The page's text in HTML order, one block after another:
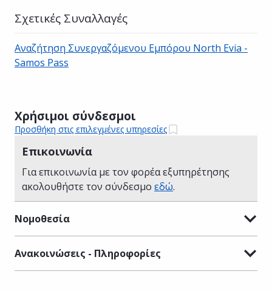
Χρήσιμοι σύνδεσμοι
Προσθήκη στις επιλεγμένες υπηρεσίες
Επικοινωνία
Για επικοινωνία με τον φορέα εξυπηρέτησης
ακολουθήστε τον σύνδεσμο εδώ.
Νομοθεσία
Ανακοινώσεις - Πληροφορίες
Σχετικές Συναλλαγές
Αναζήτηση Συνεργαζόμενου Εμπόρου North Evia -
Samos Pass